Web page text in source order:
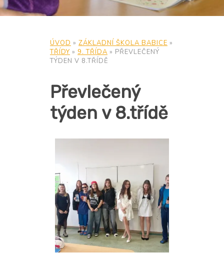
ÚVOD » ZÁKLADNÍ ŠKOLA BABICE »
TŘÍDY » 9. TŘÍDA » PŘEVLEČENÝ
TÝDEN V 8.TŘÍDĚ
Převlečený
týden v 8.třídě